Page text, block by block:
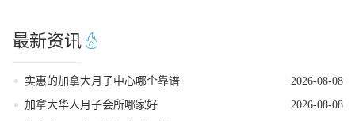
最新资讯
实惠的加拿大月子中心哪个靠谱
2026-08-08
加拿大华人月子会所哪家好
2026-08-08